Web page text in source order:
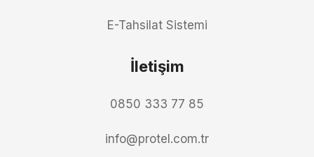
E-Tahsilat Sistemi
İletişim
0850 333 77 85
info@protel.com.tr